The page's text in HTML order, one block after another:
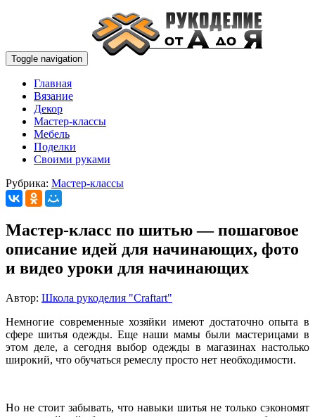
Toggle navigation
Главная
Вязание
Декор
Мастер-классы
Мебель
Поделки
Своими руками
Рубрика: Мастер-классы
Мастер-класс по шитью — пошаговое
описание идей для начинающих, фото
и видео уроки для начинающих
Автор: Школа рукоделия "Craftart"
Немногие современные хозяйки имеют достаточно опыта в
сфере шитья одежды. Еще наши мамы были мастерицами в
этом деле, а сегодня выбор одежды в магазинах настолько
широкий, что обучаться ремеслу просто нет необходимости.
Но не стоит забывать, что навыки шитья не только сэкономят